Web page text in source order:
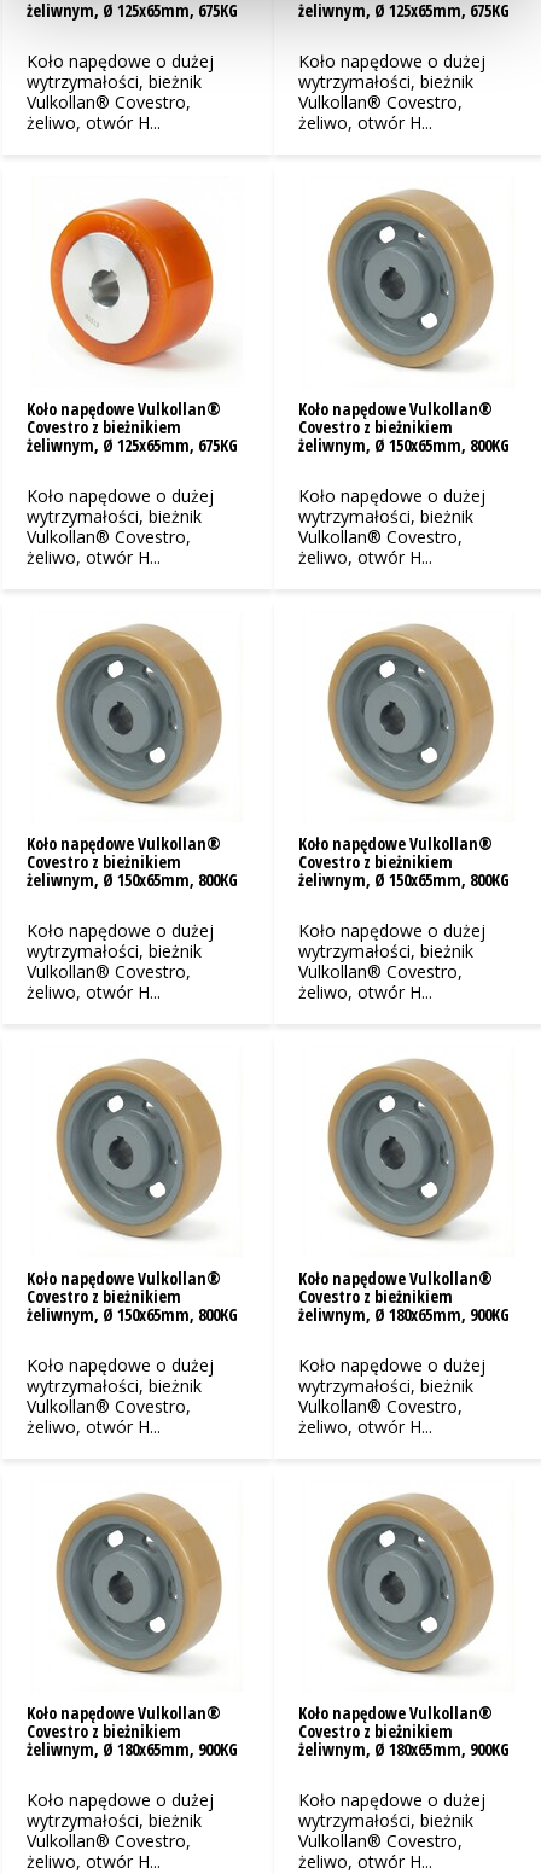
żeliwnym, Ø 125x65mm, 675KG
Koło napędowe o dużej
wytrzymałości, bieżnik
Vulkollan® Covestro,
żeliwo, otwór H...
żeliwnym, Ø 125x65mm, 675KG
Koło napędowe o dużej
wytrzymałości, bieżnik
Vulkollan® Covestro,
żeliwo, otwór H...
Koło napędowe Vulkollan®
Covestro z bieżnikiem
żeliwnym, Ø 125x65mm, 675KG
Koło napędowe o dużej
wytrzymałości, bieżnik
Vulkollan® Covestro,
żeliwo, otwór H...
Koło napędowe Vulkollan®
Covestro z bieżnikiem
żeliwnym, Ø 150x65mm, 800KG
Koło napędowe o dużej
wytrzymałości, bieżnik
Vulkollan® Covestro,
żeliwo, otwór H...
Koło napędowe Vulkollan®
Covestro z bieżnikiem
żeliwnym, Ø 150x65mm, 800KG
Koło napędowe o dużej
wytrzymałości, bieżnik
Vulkollan® Covestro,
żeliwo, otwór H...
Koło napędowe Vulkollan®
Covestro z bieżnikiem
żeliwnym, Ø 150x65mm, 800KG
Koło napędowe o dużej
wytrzymałości, bieżnik
Vulkollan® Covestro,
żeliwo, otwór H...
Koło napędowe Vulkollan®
Covestro z bieżnikiem
żeliwnym, Ø 150x65mm, 800KG
Koło napędowe o dużej
wytrzymałości, bieżnik
Vulkollan® Covestro,
żeliwo, otwór H...
Koło napędowe Vulkollan®
Covestro z bieżnikiem
żeliwnym, Ø 180x65mm, 900KG
Koło napędowe o dużej
wytrzymałości, bieżnik
Vulkollan® Covestro,
żeliwo, otwór H...
Koło napędowe Vulkollan®
Covestro z bieżnikiem
żeliwnym, Ø 180x65mm, 900KG
Koło napędowe o dużej
wytrzymałości, bieżnik
Vulkollan® Covestro,
żeliwo, otwór H...
Koło napędowe Vulkollan®
Covestro z bieżnikiem
żeliwnym, Ø 180x65mm, 900KG
Koło napędowe o dużej
wytrzymałości, bieżnik
Vulkollan® Covestro,
żeliwo, otwór H...